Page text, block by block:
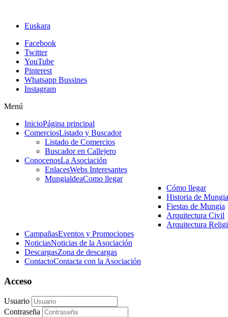
Euskara
Facebook
Twitter
YouTube
Pinterest
Whatsapp Bussines
Instagram
Menú
InicioPágina principal
ComerciosListado y Buscador
Listado de Comercios
Buscador en Callejero
ConocenosLa Asociación
EnlacesWebs Interesantes
MungialdeaComo llegar
Cómo llegar
Historia de Mungia
Fiestas de Mungia
Arquitectura Civil
Arquitectura
CampañasEventos y Promociones
NoticiasNoticias de la Asociación
DescargasZona de descargas
ContactoContacta con la Asociación
Acceso
Usuario
Contraseña